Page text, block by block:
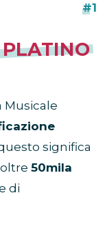
#1
PLATINO
Musicale
significa
50mila
di